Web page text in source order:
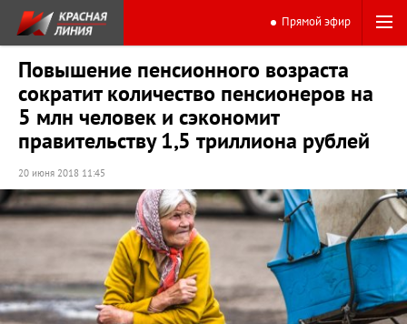
Прямой эфир
Повышение пенсионного возраста
сократит количество пенсионеров на
5 млн человек и сэкономит
правительству 1,5 триллиона рублей
20 июня 2018 11:45